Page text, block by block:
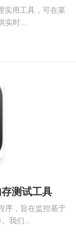
实用工具，可在菜
实时...
测试工具
序，旨在监控基于
我们...